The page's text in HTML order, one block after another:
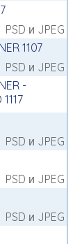
PSD и JPEG
1107
PSD и JPEG
-
PSD и JPEG
PSD и JPEG
PSD и JPEG